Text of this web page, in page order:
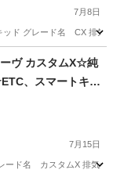
7月8日
ッド グレード名 CX 排
距離
ヴ カスタムX☆純
、スマートキ
7月15日
ード名 カスタムX 排気